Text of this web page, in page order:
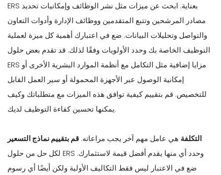
ERS بعناية. ابحث عن ميزات مثل نشر الوظائف وإمكانيات تحديد
مصادر المرشحين وتتبع المتقدمين ووظائف الإدارة وأدوات التعاون
والتواصل وتحليلات البيانات. ضع في اعتبارك أهمية كل ميزة لعملية
التوظيف الخاصة بك وحدد الأولويات وفقًا لذلك. قد تقدم بعض حلول
ERS مزايا إضافية مثل التكامل مع أنظمة الموارد البشرية الأخرى أو
إمكانية الوصول عبر الأجهزة المحمولة أو سير العمل القابل
للتخصيص. قم بتقييم كيفية توافق هذه الميزات مع متطلباتك وكيف
يمكنها تحسين كفاءة التوظيف لديك.
التكلفة هي عامل مهم آخر يجب مراعاته. قم بتقييم نماذج التسعير
لكل حل من حلول ERS وحدد أي منها يقدم أفضل قيمة لاستثمارك.
ضع في الاعتبار ليس فقط التكاليف الأولية ولكن أيضًا أي رسوم